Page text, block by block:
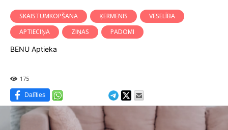
SKAISTUMKOPŠANA ĶERMENIS
VESELĪBA
APTIECIŅA
ZIŅAS
PADOMI
BENU Aptieka
175
Dalīties